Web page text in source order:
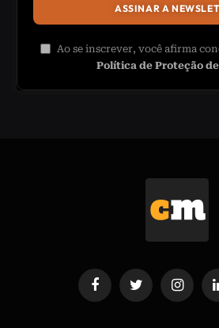
Ao se inscrever, você afirma
Política de Proteção
FacebookTwitter